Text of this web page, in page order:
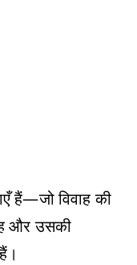
हैं—जो विवाह की
और उसकी